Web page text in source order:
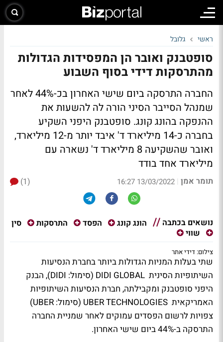
ראשי גלובל
סופטבנק ואובר הן המפסידות הגדולות
מהתרסקות דידי בסוף השבוע
החברה התרסקה ביום שישי האחרון בכ-44% לאחר
שמנהל הסייבר הסיני הורה לה להשעות את
ההנפקה בהונג קונג. סופטבנק היפני השקיע
בחברה כ-14 מיליארד ד' איבד יותר מ-12 מיליארד,
ואובר שהשקיעה 8 מיליארד ד' נשארה עם
מיליארד אחד בודד
תומר אמן |
13/03/2022 16:27
(1)
נושאים בכתבה הונג קונג הפסד התרסקות
סין
שווי
צילום: דידי אתר
שתי בעלות המניות הגדולות ביותר בחברת הנסיעות
השיתופיות הסינית DIDI GLOBAL (סימול: DIDI), הבנק
היפני סופטבנק ומקבילתה, חברת הנסיעות השיתופיות
האמריקאית UBER TECHNOLOGIES (סימול: UBER)
צפויות לרשום הפסדים עמוקים לאחר שמניית החברה
התרסקה ב-44% ביום שישי האחרון.